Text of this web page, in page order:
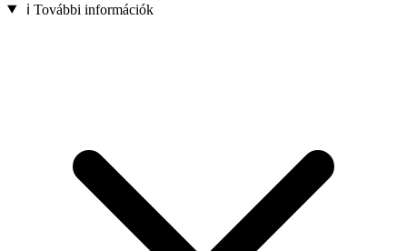
ℹ️ További információk